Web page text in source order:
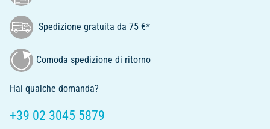
Spedizione gratuita da 75 €*
Comoda spedizione di ritorno
Hai qualche domanda?
+39 02 3045 5879